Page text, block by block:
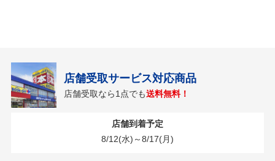
店舗受取サービス対応商品
店舗受取なら1点でも送料無料！
店舗到着予定
8/12(水)～8/17(月)